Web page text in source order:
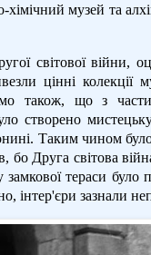
музей та
світової війни,
цінні колекції
також, що з
створено
Таким чином
бо Друга світова
тераси було
інтер'єри зазнали